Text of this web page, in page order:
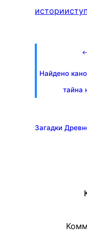
истории
Найдено
тайна
Загадки